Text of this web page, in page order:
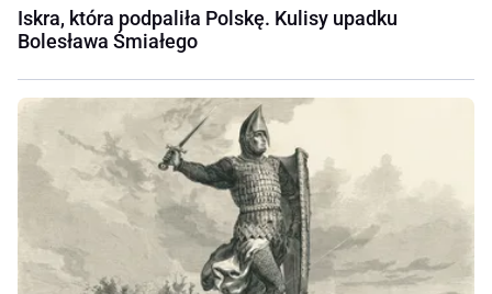
Iskra, która podpaliła Polskę. Kulisy upadku
Bolesława Śmiałego